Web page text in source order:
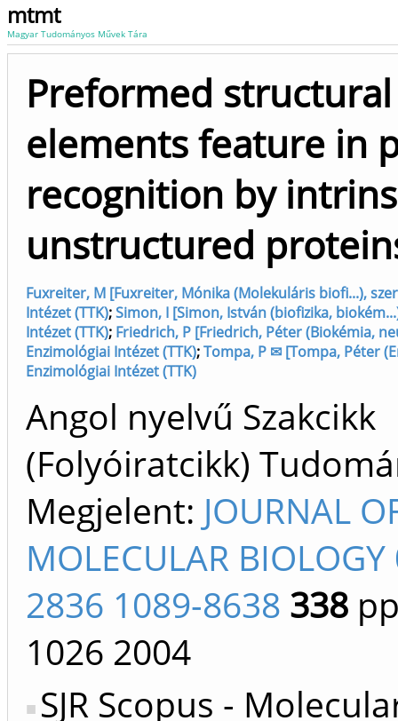
mtmt
Magyar Tudományos Művek Tára
Preformed structural
elements feature in
recognition by
unstructured
Fuxreiter, M [Fuxreiter, Mónika (Molekuláris biofi...),
Intézet (TTK);Simon, I [Simon, István (biofizika,
Intézet (TTK); Friedrich, P [Friedrich, Péter (Biokémia,
Enzimológiai Intézet (TTK);Tompa, P ✉ [Tompa, Péter
Enzimológiai Intézet (TTK)
Angol nyelvű Szakcikk
(Folyóiratcikk)
Megjelent: JOURNAL
MOLECULAR
2836 1089-8638 338
1026 2004
SJR Scopus -